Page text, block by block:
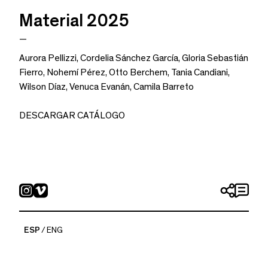
Material 2025
—
Aurora Pellizzi, Cordelia Sánchez García, Gloria Sebastián
Fierro, Nohemí Pérez, Otto Berchem, Tania Candiani,
Wilson Díaz, Venuca Evanán, Camila Barreto
DESCARGAR CATÁLOGO
ESP ENG